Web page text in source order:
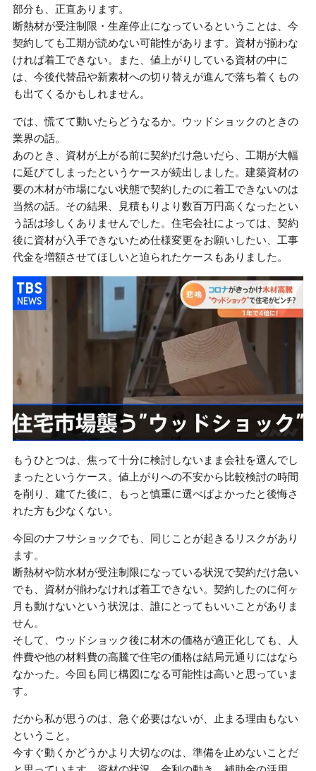
部分も、正直あります。
断熱材が受注制限・生産停止になっているということは、今
契約しても工期が読めない可能性があります。資材が揃わな
ければ着工できない。また、値上がりしている資材の中に
は、今後代替品や新素材への切り替えが進んで落ち着くもの
も出てくるかもしれません。
では、慌てて動いたらどうなるか。ウッドショックのときの
業界の話。
あのとき、資材が上がる前に契約だけ急いだら、工期が大幅
に延びてしまったというケースが続出しました。建築資材の
要の木材が市場にない状態で契約したのに着工できないのは
当然の話。その結果、見積もりより数百万円高くなったとい
う話は珍しくありませんでした。住宅会社によっては、契約
後に資材が入手できないため仕様変更をお願いしたい、工事
代金を増額させてほしいと迫られたケースもありました。
もうひとつは、焦って十分に検討しないまま会社を選んでし
まったというケース。値上がりへの不安から比較検討の時間
を削り、建てた後に、もっと慎重に選べばよかったと後悔さ
れた方も少なくない。
今回のナフサショックでも、同じことが起きるリスクがあり
ます。
断熱材や防水材が受注制限になっている状況で契約だけ急い
でも、資材が揃わなければ着工できない。契約したのに何ヶ
月も動けないという状況は、誰にとってもいいことがありま
せん。
そして、ウッドショック後に材木の価格が適正化しても、人
件費や他の材料費の高騰で住宅の価格は結局元通りにはなら
なかった。今回も同じ構図になる可能性は高いと思っていま
す。
だから私が思うのは、急ぐ必要はないが、止まる理由もない
ということ。
今すぐ動くかどうかより大切なのは、準備を止めないことだ